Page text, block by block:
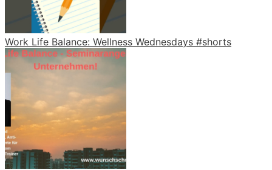
Work Life Balance: Wellness Wednesdays #shorts